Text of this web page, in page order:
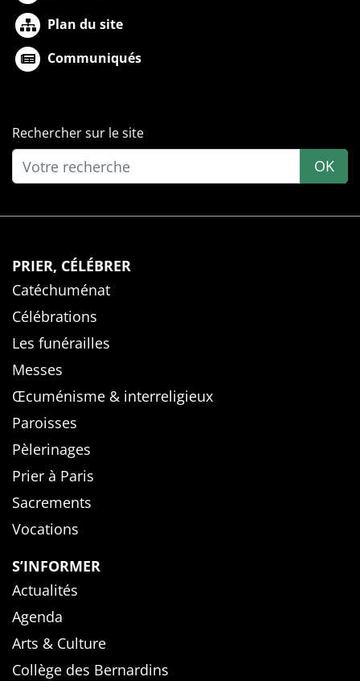
Plan du site
Communiqués
Rechercher sur le site
OK
PRIER, CÉLÉBRER
Catéchuménat
Célébrations
Les funérailles
Messes
Œcuménisme & interreligieux
Paroisses
Pèlerinages
Prier à Paris
Sacrements
Vocations
S’INFORMER
Actualités
Agenda
Arts & Culture
Collège des Bernardins